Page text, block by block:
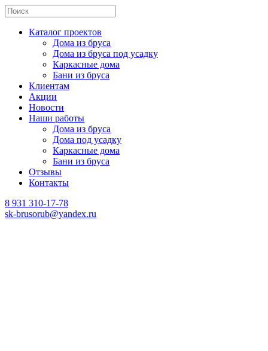
Каталог проектов
Дома из бруса
Дома из бруса под усадку
Каркасные дома
Бани из бруса
Клиентам
Акции
Новости
Наши работы
Дома из бруса
Дома под усадку
Каркасные дома
Бани из бруса
Отзывы
Контакты
8 931 310-17-78
sk-brusorub@yandex.ru